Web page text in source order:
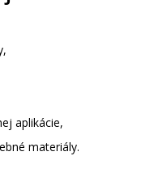
aplikácie,
materiály.